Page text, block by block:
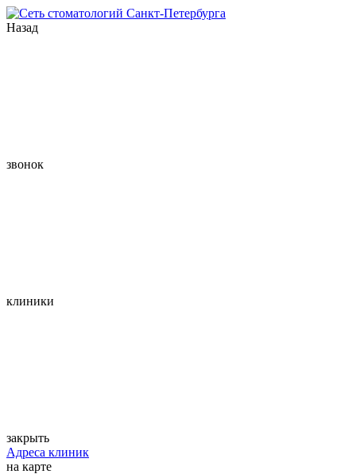
Назад
звонок
клиники
закрыть
Адреса клиник
на карте